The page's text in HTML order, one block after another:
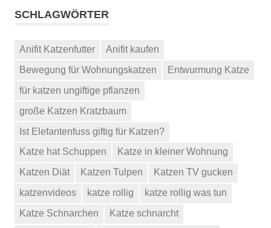
SCHLAGWÖRTER
Anifit Katzenfutter
Anifit kaufen
Bewegung für Wohnungskatzen
Entwurmung Katze
für katzen ungiftige pflanzen
große Katzen Kratzbaum
Ist Elefantenfuss giftig für Katzen?
Katze hat Schuppen
Katze in kleiner Wohnung
Katzen Diät
Katzen Tulpen
Katzen TV gucken
katzenvideos
katze rollig
katze rollig was tun
Katze Schnarchen
Katze schnarcht